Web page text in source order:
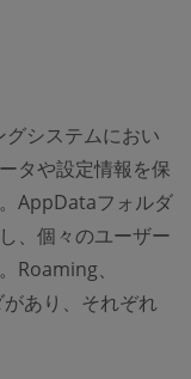
システムにおい
タや設定情報を保
AppDataフォルダ
、個々のユーザー
Roaming、
あり、それぞれ